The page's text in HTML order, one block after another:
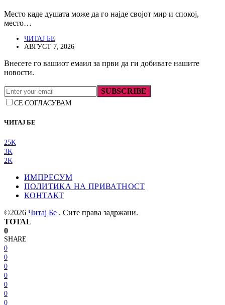
Место каде душата може да го најде својот мир и спокој,
место…
ЧИТАЈ БЕ
АВГУСТ 7, 2026
Внесете го вашиот емаил за први да ги добивате нашите
новости.
SUBSCRIBE
СЕ СОГЛАСУВАМ
ЧИТАЈ БЕ
25K
3K
2K
ИМПРЕСУМ
ПОЛИТИКА НА ПРИВАТНОСТ
КОНТАКТ
©2026 Читај Бе . Сите права задржани.
TOTAL
0
SHARE
0
0
0
0
0
0
0